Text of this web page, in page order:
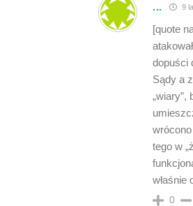
... 9
[quote
dopuści
Sądy a
„wiary”,
tego w
właśnie
0